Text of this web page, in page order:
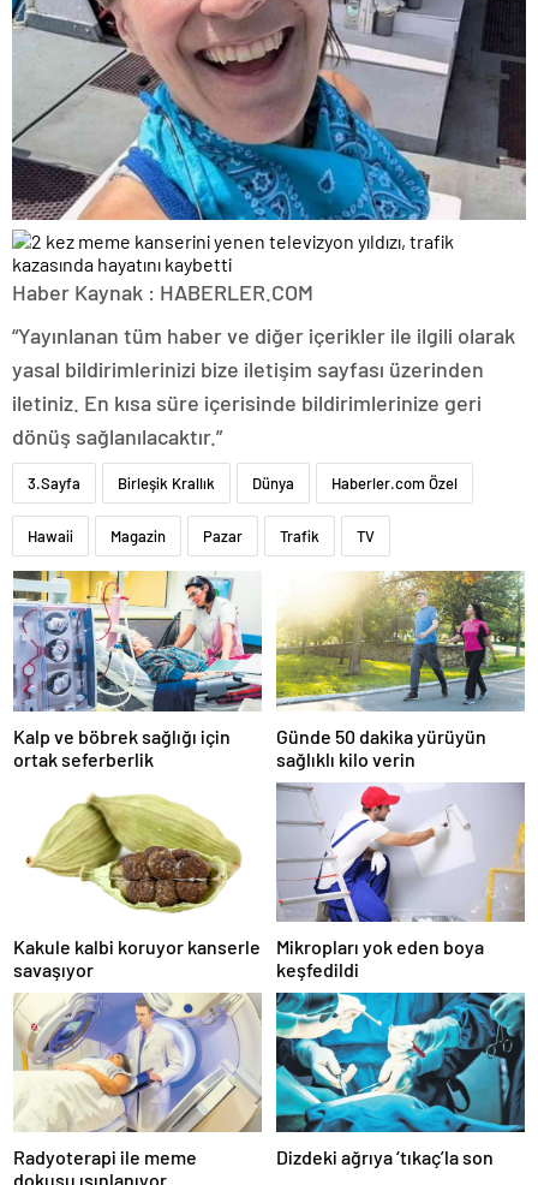
Haber Kaynak : HABERLER.COM
“Yayınlanan tüm haber ve diğer içerikler ile ilgili olarak
yasal bildirimlerinizi bize iletişim sayfası üzerinden
iletiniz. En kısa süre içerisinde bildirimlerinize geri
dönüş sağlanılacaktır.”
3.Sayfa Birleşik Krallık Dünya Haberler.com Özel
Hawaii Magazin Pazar Trafik TV
Kalp ve böbrek sağlığı için
ortak seferberlik
Günde 50 dakika yürüyün
sağlıklı kilo verin
Kakule kalbi koruyor kanserle
savaşıyor
Mikropları yok eden boya
keşfedildi
Radyoterapi ile meme
dokusu ışınlanıyor
Dizdeki ağrıya ‘tıkaç’la son